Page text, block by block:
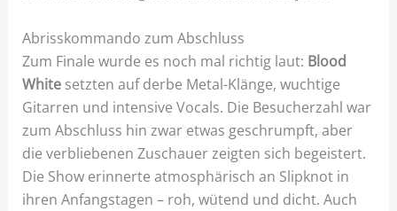
Abrisskommando zum Abschluss
Zum Finale wurde es noch mal richtig laut: Blood
Whitesetzten auf derbe Metal-Klänge, wuchtige
Gitarren und intensive Vocals. Die Besucherzahl war
zum Abschluss hin zwar etwas geschrumpft, aber
die verbliebenen Zuschauer zeigten sich begeistert.
Die Show erinnerte atmosphärisch an Slipknot in
ihren Anfangstagen – roh, wütend und dicht. Auch